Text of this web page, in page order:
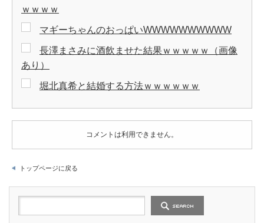
ｗｗｗｗ
マギーちゃんのおっぱいWWWWWWWWWW
長澤まさみに酒飲ませた結果ｗｗｗｗｗ（画像
あり）
堀北真希と結婚する方法ｗｗｗｗｗｗ
コメントは利用できません。
トップページに戻る